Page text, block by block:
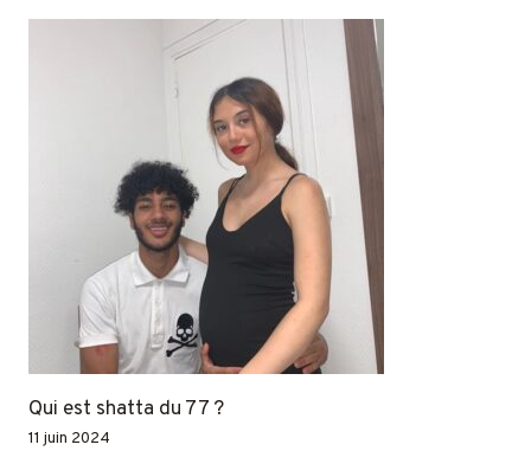
Qui est shatta du 77 ?
11 juin 2024